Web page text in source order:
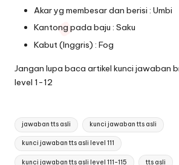
Akar yg membesar dan berisi : Umbi
Kantong pada baju : Saku
Kabut (Inggris) : Fog
Jangan lupa baca artikel kunci jawaban
level 1-12
Tags:
jawaban tts asli kunci jawaban tts asli
kunci jawaban tts asli level 111
kunci jawaban tts asli level 111-115 tts asli